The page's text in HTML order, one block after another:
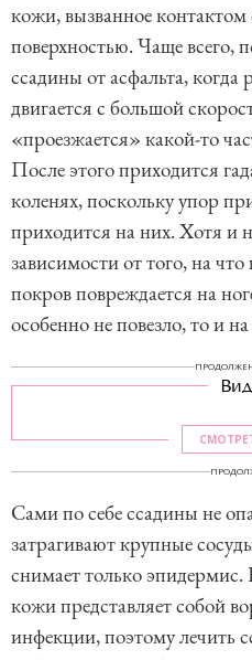
кожи, вызванное
поверхностью. Чаще всего,
ссадины от асфальта,
двигается с большой
«проезжается» какой-то
После этого приходится
коленях, поскольку упор
приходится на них. Хотя и
зависимости от того, на
покров повреждается на
особенно не повезло, то и
Сами по себе ссадины не
затрагивают крупные
снимает только
кожи представляет собой
инфекции, поэтому лечить